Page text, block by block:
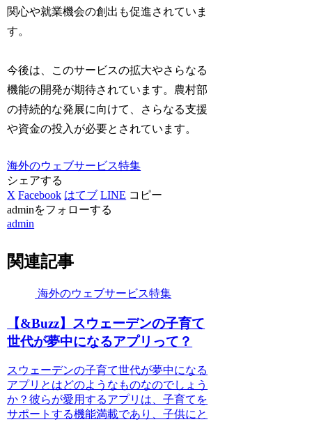
関心や就業機会の創出も促進されていま
す。
今後は、このサービスの拡大やさらなる
機能の開発が期待されています。農村部
の持続的な発展に向けて、さらなる支援
や資金の投入が必要とされています。
海外のウェブサービス特集
シェアする
X Facebook はてブ LINE コピー
adminをフォローする
admin
関連記事
海外のウェブサービス特集
【&Buzz】スウェーデンの子育て
世代が夢中になるアプリって？
スウェーデンの子育て世代が夢中になる
アプリとはどのようなものなのでしょう
か？彼らが愛用するアプリは、子育てを
サポートする機能満載であり、子供にと